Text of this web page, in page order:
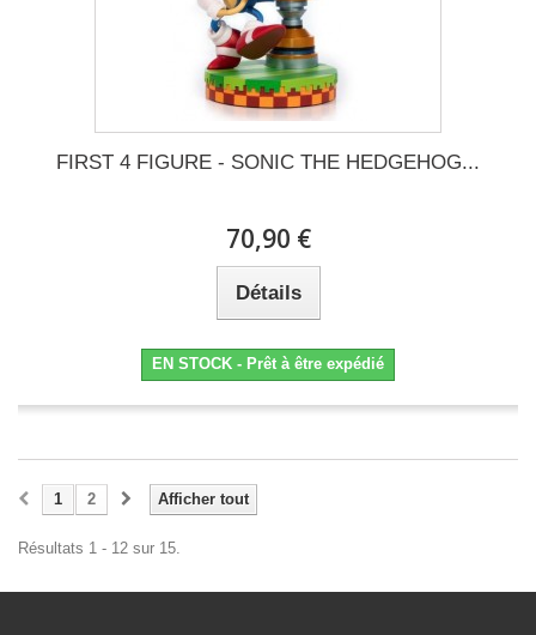
FIRST 4 FIGURE - SONIC THE HEDGEHOG...
70,90 €
Détails
EN STOCK - Prêt à être expédié
Afficher tout
1 2
Résultats 1 - 12 sur 15.